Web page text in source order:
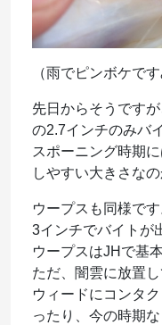
（雨でピンボケで
先日からそうです
の2.7インチのみバ
スポーニング時期
しやすい大きさな
ウープスも同様です
3インチでバイトが
ウープスはJHで基
ただ、闇雲に放置し
ウィードにコンタ
ったり、今の時期